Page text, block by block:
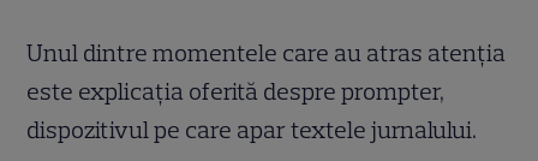
Unul dintre momentele care au atras atenția
este explicația oferită despre prompter,
dispozitivul pe care apar textele jurnalului.